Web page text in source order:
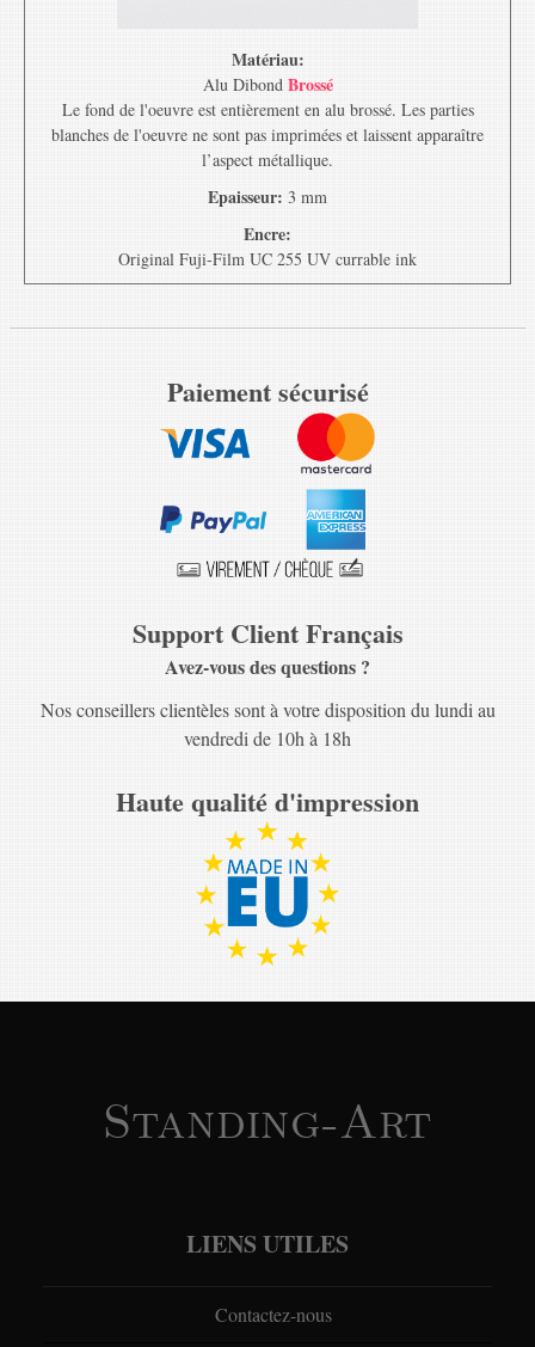
Matériau:
Alu Dibond Brossé
Le fond de l'oeuvre est entièrement en alu brossé. Les parties
blanches de l'oeuvre ne sont pas imprimées et laissent apparaître
l’aspect métallique.
Epaisseur: 3 mm
Encre:
Original Fuji-Film UC 255 UV currable ink
Paiement sécurisé
Support Client Français
Avez-vous des questions ?
Nos conseillers clientèles sont à votre disposition du lundi au
vendredi de 10h à 18h
Haute qualité d'impression
Standing-Art
LIENS UTILES
Contactez-nous